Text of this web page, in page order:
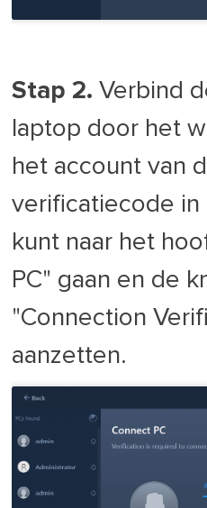
Stap 2. Verbind
laptop door het
het account van
verificatiecode in
kunt naar het
PC" gaan en de
"Connection
aanzetten.